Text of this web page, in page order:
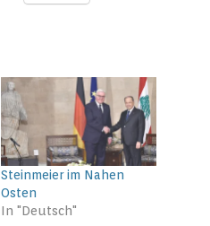
Steinmeier im Nahen
Osten
In "Deutsch"